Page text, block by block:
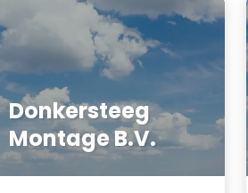
Donkersteeg
Montage B.V.